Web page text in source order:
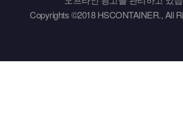
Copyrights ©2018 HSCONTAINER., All